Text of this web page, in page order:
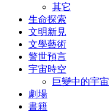
其它
生命探索
文明新見
文學藝術
警世預言
宇宙時空
巨變中的宇宙
劇場
書籍